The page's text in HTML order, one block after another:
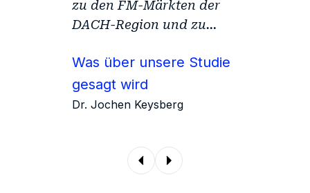
zu den FM-Märkten der
DACH-Region und zu
Schlüsselthemen der
Industrie sind wertvolle
Informationsquellen und
Stakeholder der Branche.
Mit ihren Analysen und
Was über unsere Studie
gesagt wird
Dr. Jochen Keysberg